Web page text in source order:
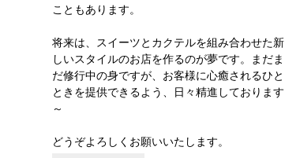
こともあります。
将来は、スイーツとカクテルを組み合わせた新
しいスタイルのお店を作るのが夢です。まだま
だ修行中の身ですが、お客様に心癒されるひと
ときを提供できるよう、日々精進しております
～
どうぞよろしくお願いいたします。